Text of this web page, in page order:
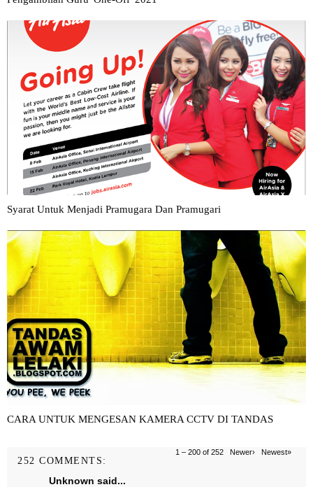
Syarat Untuk Menjadi Pramugara Dan Pramugari
CARA UNTUK MENGESAN KAMERA CCTV DI TANDAS
252 COMMENTS:
1 – 200 of 252 Newer› Newest»
Unknown said...